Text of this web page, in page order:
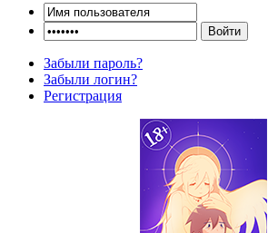
Забыли пароль?
Забыли логин?
Регистрация